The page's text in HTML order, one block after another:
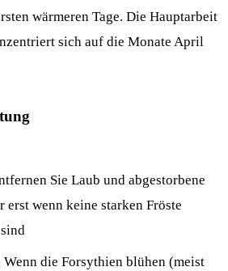
wärmeren Tage. Die Hauptarbeit
sich auf die Monate April
Sie Laub und abgestorbene
erst wenn keine starken Fröste
Wenn die Forsythien blühen (meist